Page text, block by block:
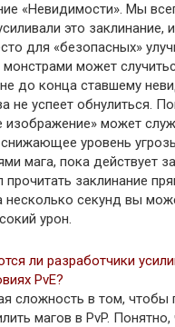
«Невидимости». Мы
это заклинание,
для «безопасных»
может
до конца ставшему
не успеет обнулиться.
изображение» может
уровень
мага, пока действует
заклинание
несколько секунд вы
урон.
ли разработчики
PvE?
сложность в том, чтобы
магов в PvP. Понятно,